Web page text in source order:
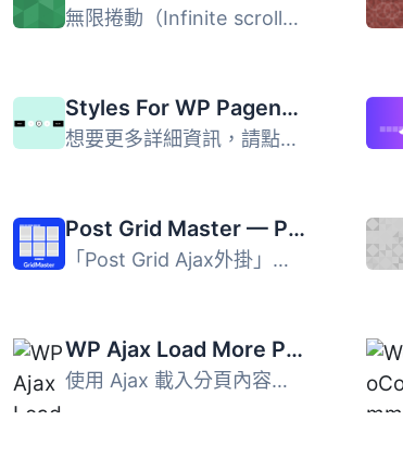
無限捲動（Infinite scroll）也被稱為自動分頁、取消分頁、無...
Styles For WP Pagenavi Addon – Better design for post pagination
想要更多詳細資訊，請點此 | 年度或終身套餐優惠 想要將舊版←...
Post Grid Master — Post Grids & AJAX Filters
「Post Grid Ajax外掛」是一款簡單、乾淨、易於使用的WordPre...
WP Ajax Load More Pagination and Infinite Scroll
使用 Ajax 載入分頁內容，適用於標準 WordPress 分頁、WooCom...